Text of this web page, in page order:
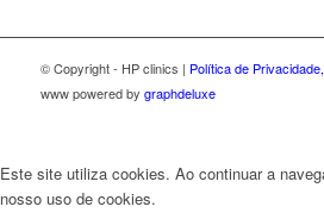
© Copyright - HP clinics | Política de
www powered by graphdeluxe
Este site utiliza cookies. Ao continuar a
nosso uso de cookies.